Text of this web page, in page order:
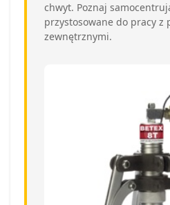
chwyt. Poznaj
przystosowane do pracy z
zewnętrznymi.